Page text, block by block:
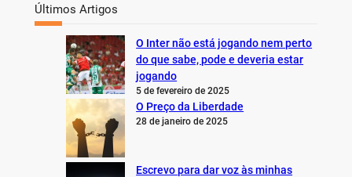
Últimos Artigos
O Inter não está jogando nem perto
do que sabe, pode e deveria estar
jogando
5 de fevereiro de 2025
O Preço da Liberdade
28 de janeiro de 2025
Escrevo para dar voz às minhas